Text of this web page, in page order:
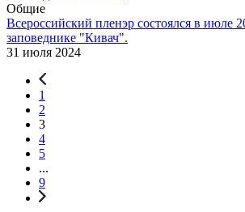
Общие
Всероссийский пленэр состоялся в июле
заповеднике "Кивач".
31 июля 2024
1
2
3
4
5
...
9